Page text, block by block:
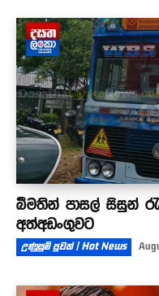
බීමතින් පාසල් සිසුන්
අත්අඩංගුවට
උණුසුම් පුවත් | Hot News